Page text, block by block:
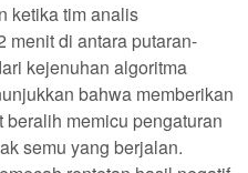
ketika tim analis
menit di antara putaran-
kejenuhan algoritma
bahwa memberikan
memicu pengaturan
semu yang berjalan.